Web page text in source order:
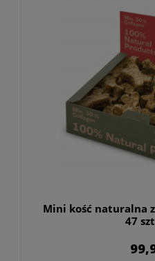
Mini kość naturalna
47